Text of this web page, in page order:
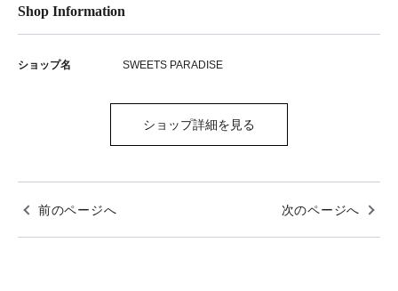
Shop Information
ショップ名 SWEETS PARADISE
ショップ詳細を見る
前のページへ 次のページへ